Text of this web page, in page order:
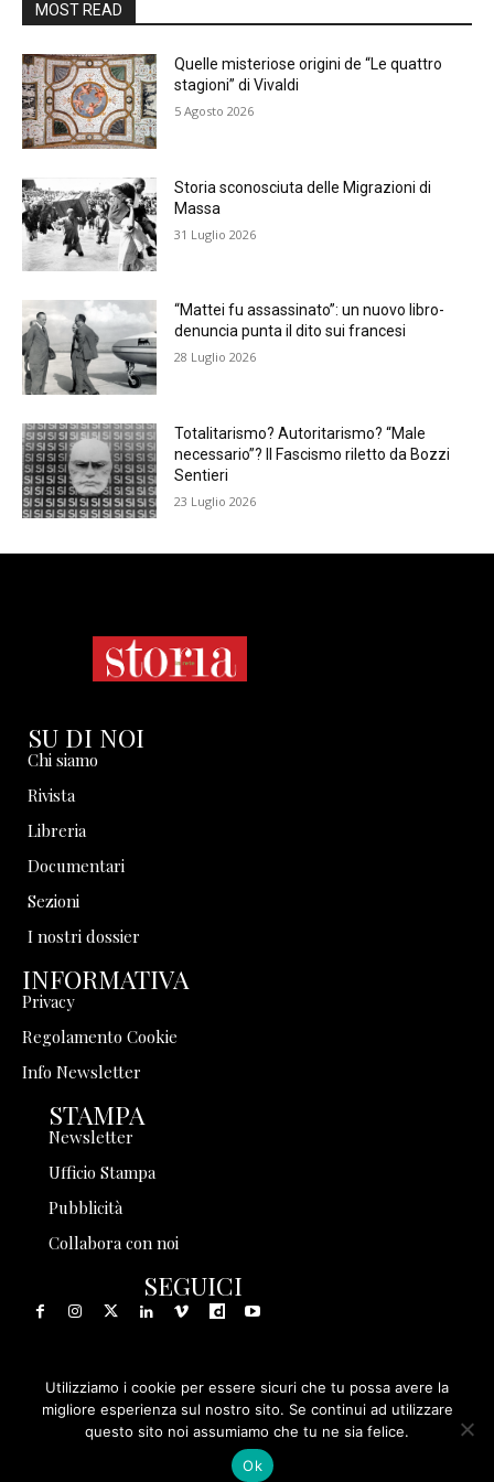
MOST READ
Quelle misteriose origini de “Le quattro
stagioni” di Vivaldi
5 Agosto 2026
Storia sconosciuta delle Migrazioni di
Massa
31 Luglio 2026
“Mattei fu assassinato”: un nuovo libro-
denuncia punta il dito sui francesi
28 Luglio 2026
Totalitarismo? Autoritarismo? “Male
necessario”? Il Fascismo riletto da Bozzi
Sentieri
23 Luglio 2026
SU DI NOI
Chi siamo
Rivista
Libreria
Documentari
Sezioni
I nostri dossier
INFORMATIVA
Privacy
Regolamento Cookie
Info Newsletter
STAMPA
Newsletter
Ufficio Stampa
Pubblicità
Collabora con noi
SEGUICI
© 1999 - 2025 Storia in Rete Srl - Tutti i diritti riservati - P.
IVA 08570971005
Utilizziamo i cookie per essere sicuri che tu possa avere la
migliore esperienza sul nostro sito. Se continui ad utilizzare
questo sito noi assumiamo che tu ne sia felice.
Ok